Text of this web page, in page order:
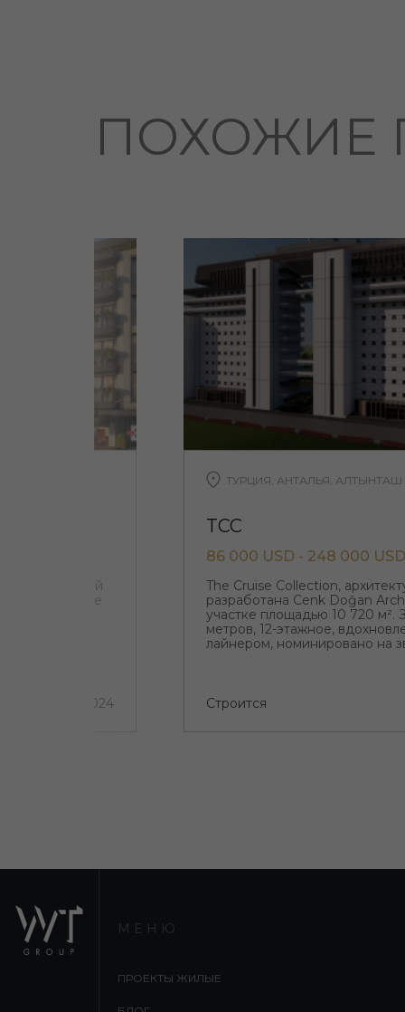
ПОХОЖИЕ
с Сефакёй
месте, которое
2 квартал 2024
ТУРЦИЯ, АНТАЛЬЯ, АЛТЫНТАШ
TCC
86 000 USD - 248 000 USD
The Cruise Collection,
разработана Cenk Doğan
участке площадью 10 720 м².
метров, 12-этажное,
лайнером, номинировано на
Строится
МЕНЮ
ПРОЕКТЫ ЖИЛЫЕ